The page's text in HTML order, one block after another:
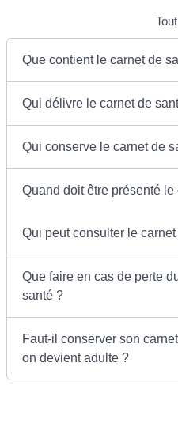
Que contient le carnet de
Qui délivre le carnet de
Qui conserve le carnet de
Quand doit être présenté
Qui peut consulter le
Que faire en cas de perte
santé ?
Faut-il conserver son
on devient adulte ?